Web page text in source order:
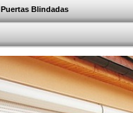
Puertas Blindadas